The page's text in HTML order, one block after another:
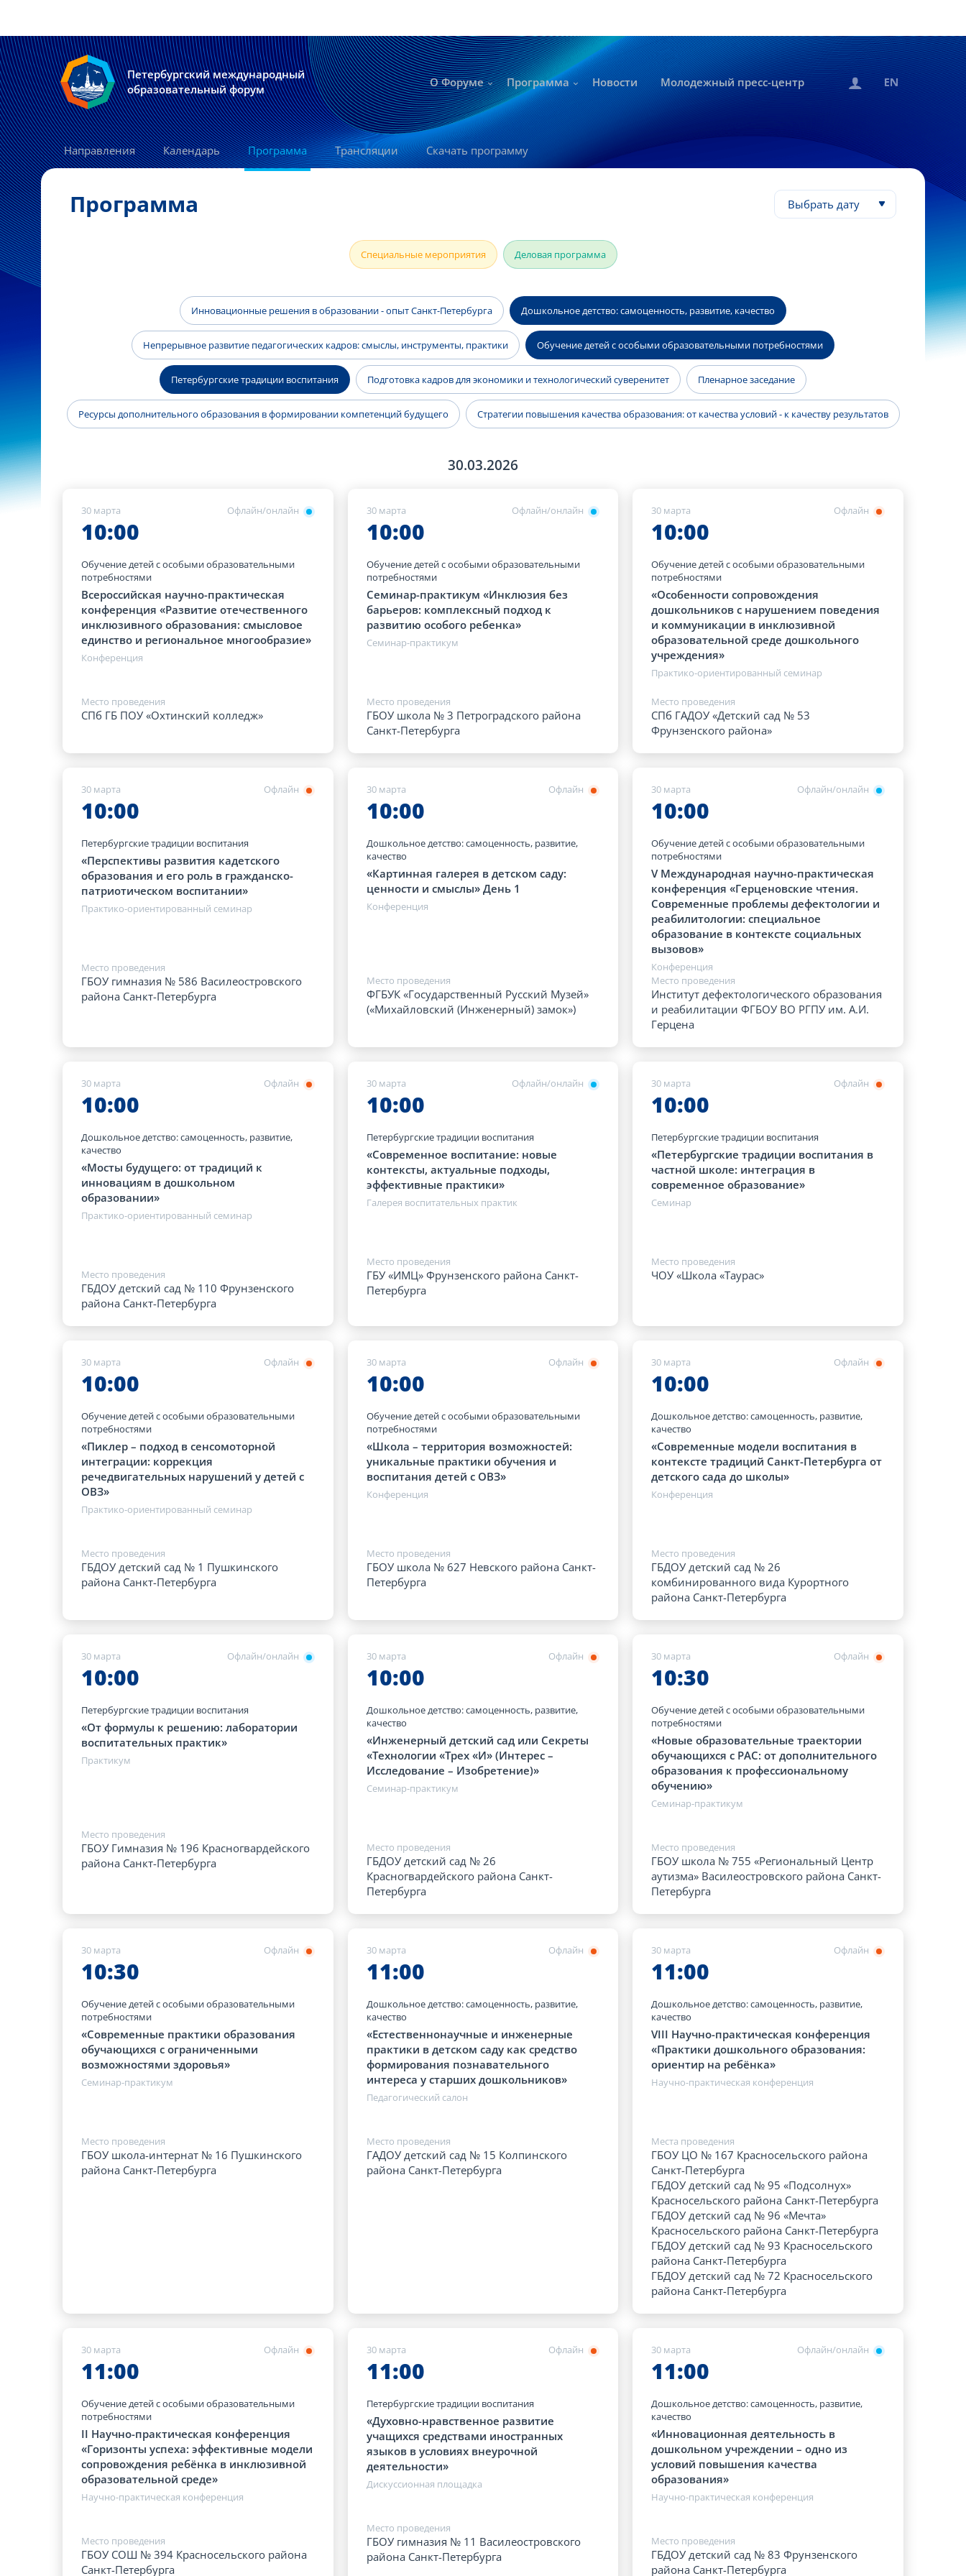
Петербургский международный
образовательный форум
О Форуме Программа Новости Молодежный пресс-центр
Направления Календарь Программа Трансляции Скачать программу
Программа Выбрать дату
Специальные мероприятия Деловая программа
Инновационные решения в образовании - опыт Санкт-Петербурга Дошкольное детство: самоценность, развитие, качество
Непрерывное развитие педагогических кадров: смыслы, инструменты, практики Обучение детей с особыми образовательными потребностями
Петербургские традиции воспитания Подготовка кадров для экономики и технологический суверенитет Пленарное заседание
Ресурсы дополнительного образования в формировании компетенций будущего Стратегии повышения качества образования: от качества условий - к качеству результатов
30.03.2026
Офлайн/онлайн
30 марта
10:00
Обучение детей с особыми образовательными
потребностями
Всероссийская научно-практическая
конференция «Развитие отечественного
инклюзивного образования: смысловое
единство и региональное многообразие»
Конференция
Место проведения
СПб ГБ ПОУ «Охтинский колледж»
Офлайн/онлайн
30 марта
10:00
Обучение детей с особыми образовательными
потребностями
Семинар-практикум «Инклюзия без
барьеров: комплексный подход к
развитию особого ребенка»
Семинар-практикум
Место проведения
ГБОУ школа № 3 Петроградского района
Санкт-Петербурга
Офлайн
30 марта
10:00
Обучение детей с особыми образовательными
потребностями
«Особенности сопровождения
дошкольников с нарушением поведения
и коммуникации в инклюзивной
образовательной среде дошкольного
учреждения»
Практико-ориентированный семинар
Место проведения
СПб ГАДОУ «Детский сад № 53
Фрунзенского района»
Офлайн
30 марта
10:00
Петербургские традиции воспитания
«Перспективы развития кадетского
образования и его роль в гражданско-
патриотическом воспитании»
Практико-ориентированный семинар
Место проведения
ГБОУ гимназия № 586 Василеостровского
района Санкт-Петербурга
Офлайн
30 марта
10:00
Дошкольное детство: самоценность, развитие,
качество
«Картинная галерея в детском саду:
ценности и смыслы» День 1
Конференция
Место проведения
ФГБУК «Государственный Русский Музей»
(«Михайловский (Инженерный) замок»)
Офлайн/онлайн
30 марта
10:00
Обучение детей с особыми образовательными
потребностями
V Международная научно-практическая
конференция «Герценовские чтения.
Современные проблемы дефектологии и
реабилитологии: специальное
образование в контексте социальных
вызовов»
Конференция
Место проведения
Институт дефектологического образования
и реабилитации ФГБОУ ВО РГПУ им. А.И.
Герцена
Офлайн
30 марта
10:00
Дошкольное детство: самоценность, развитие,
качество
«Мосты будущего: от традиций к
инновациям в дошкольном
образовании»
Практико-ориентированный семинар
Место проведения
ГБДОУ детский сад № 110 Фрунзенского
района Санкт-Петербурга
Офлайн/онлайн
30 марта
10:00
Петербургские традиции воспитания
«Современное воспитание: новые
контексты, актуальные подходы,
эффективные практики»
Галерея воспитательных практик
Место проведения
ГБУ «ИМЦ» Фрунзенского района Санкт-
Петербурга
Офлайн
30 марта
10:00
Петербургские традиции воспитания
«Петербургские традиции воспитания в
частной школе: интеграция в
современное образование»
Семинар
Место проведения
ЧОУ «Школа «Таурас»
Офлайн
30 марта
10:00
Обучение детей с особыми образовательными
потребностями
«Пиклер – подход в сенсомоторной
интеграции: коррекция
речедвигательных нарушений у детей с
ОВЗ»
Практико-ориентированный семинар
Место проведения
ГБДОУ детский сад № 1 Пушкинского
района Санкт-Петербурга
Офлайн
30 марта
10:00
Обучение детей с особыми образовательными
потребностями
«Школа – территория возможностей:
уникальные практики обучения и
воспитания детей с ОВЗ»
Конференция
Место проведения
ГБОУ школа № 627 Невского района Санкт-
Петербурга
Офлайн
30 марта
10:00
Дошкольное детство: самоценность, развитие,
качество
«Современные модели воспитания в
контексте традиций Санкт-Петербурга от
детского сада до школы»
Конференция
Место проведения
ГБДОУ детский сад № 26
комбинированного вида Курортного
района Санкт-Петербурга
Офлайн/онлайн
30 марта
10:00
Петербургские традиции воспитания
«От формулы к решению: лаборатории
воспитательных практик»
Практикум
Место проведения
ГБОУ Гимназия № 196 Красногвардейского
района Санкт-Петербурга
Офлайн
30 марта
10:00
Дошкольное детство: самоценность, развитие,
качество
«Инженерный детский сад или Секреты
«Технологии «Трех «И» (Интерес –
Исследование – Изобретение)»
Семинар-практикум
Место проведения
ГБДОУ детский сад № 26
Красногвардейского района Санкт-
Петербурга
Офлайн
30 марта
10:30
Обучение детей с особыми образовательными
потребностями
«Новые образовательные траектории
обучающихся с РАС: от дополнительного
образования к профессиональному
обучению»
Семинар-практикум
Место проведения
ГБОУ школа № 755 «Региональный Центр
аутизма» Василеостровского района Санкт-
Петербурга
Офлайн
30 марта
10:30
Обучение детей с особыми образовательными
потребностями
«Современные практики образования
обучающихся с ограниченными
возможностями здоровья»
Семинар-практикум
Место проведения
ГБОУ школа-интернат № 16 Пушкинского
района Санкт-Петербурга
Офлайн
30 марта
11:00
Дошкольное детство: самоценность, развитие,
качество
«Естественнонаучные и инженерные
практики в детском саду как средство
формирования познавательного
интереса у старших дошкольников»
Педагогический салон
Место проведения
ГАДОУ детский сад № 15 Колпинского
района Санкт-Петербурга
Офлайн
30 марта
11:00
Дошкольное детство: самоценность, развитие,
качество
VIII Научно-практическая конференция
«Практики дошкольного образования:
ориентир на ребёнка»
Научно-практическая конференция
Места проведения
ГБОУ ЦО № 167 Красносельского района
Санкт-Петербурга
ГБДОУ детский сад № 95 «Подсолнух»
Красносельского района Санкт-Петербурга
ГБДОУ детский сад № 96 «Мечта»
Красносельского района Санкт-Петербурга
ГБДОУ детский сад № 93 Красносельского
района Санкт-Петербурга
ГБДОУ детский сад № 72 Красносельского
района Санкт-Петербурга
Офлайн
30 марта
11:00
Обучение детей с особыми образовательными
потребностями
II Научно-практическая конференция
«Горизонты успеха: эффективные модели
сопровождения ребёнка в инклюзивной
образовательной среде»
Научно-практическая конференция
Место проведения
ГБОУ СОШ № 394 Красносельского района
Санкт-Петербурга
Офлайн
30 марта
11:00
Петербургские традиции воспитания
«Духовно-нравственное развитие
учащихся средствами иностранных
языков в условиях внеурочной
деятельности»
Дискуссионная площадка
Место проведения
ГБОУ гимназия № 11 Василеостровского
района Санкт-Петербурга
Офлайн/онлайн
30 марта
11:00
Дошкольное детство: самоценность, развитие,
качество
«Инновационная деятельность в
дошкольном учреждении – одно из
условий повышения качества
образования»
Научно-практическая конференция
Место проведения
ГБДОУ детский сад № 83 Фрунзенского
района Санкт-Петербурга